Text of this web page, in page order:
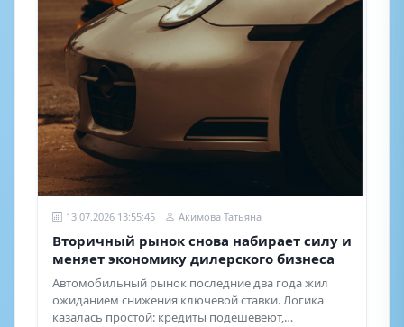
13.07.2026 13:55:45 Акимова Татьяна
Вторичный рынок снова набирает силу и
меняет экономику дилерского бизнеса
Автомобильный рынок последние два года жил
ожиданием снижения ключевой ставки. Логика
казалась простой: кредиты подешевеют,